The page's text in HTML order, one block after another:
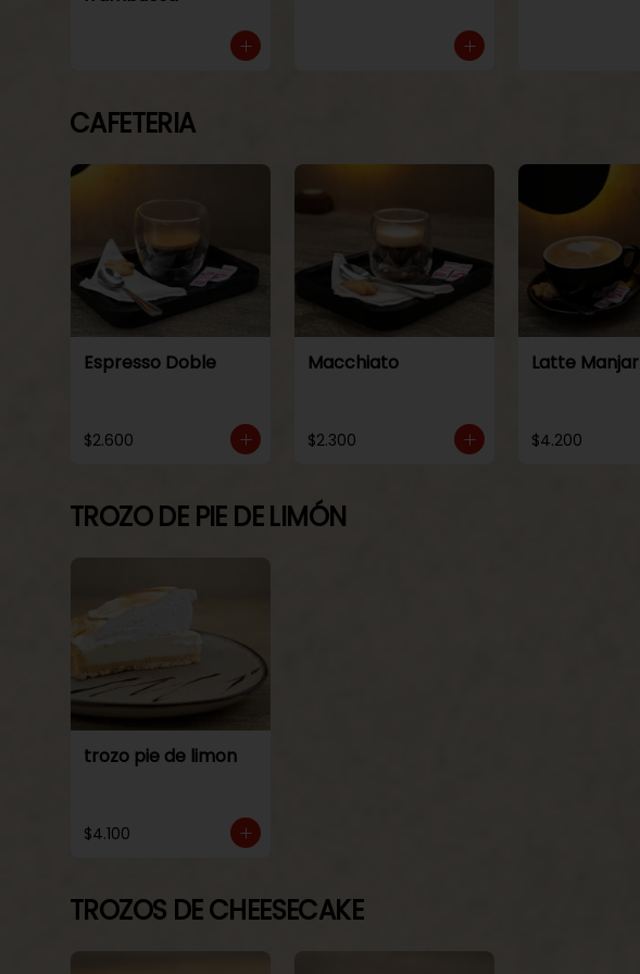
CAFETERIA
Espresso Doble
$2.600
Macchiato
$2.300
Latte Manjar
$4.200
TROZO DE PIE DE LIMÓN
trozo pie de limon
$4.100
TROZOS DE CHEESECAKE